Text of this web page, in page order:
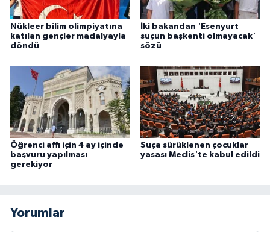
Nükleer bilim olimpiyatına
katılan gençler madalyayla
döndü
İki bakandan 'Esenyurt
suçun başkenti olmayacak'
sözü
Öğrenci affı için 4 ay içinde
başvuru yapılması
gerekiyor
Suça sürüklenen çocuklar
yasası Meclis'te kabul edildi
Yorumlar